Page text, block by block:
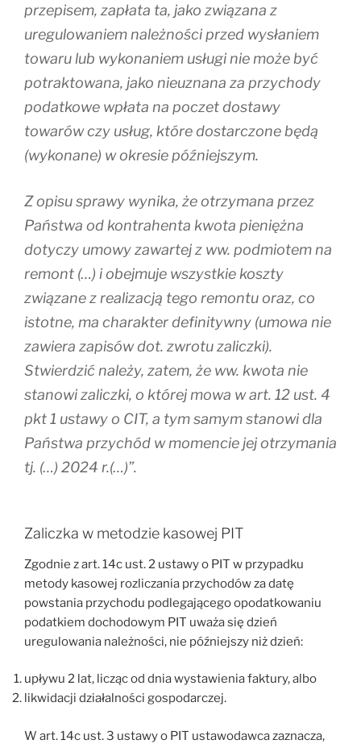
przepisem, zapłata ta, jako związana z
uregulowaniem należności przed wysłaniem
towaru lub wykonaniem usługi nie może być
potraktowana, jako nieuznana za przychody
podatkowe wpłata na poczet dostawy
towarów czy usług, które dostarczone będą
(wykonane) w okresie późniejszym.
Z opisu sprawy wynika, że otrzymana przez
Państwa od kontrahenta kwota pieniężna
dotyczy umowy zawartej z ww. podmiotem na
remont (…) i obejmuje wszystkie koszty
związane z realizacją tego remontu oraz, co
istotne, ma charakter definitywny (umowa nie
zawiera zapisów dot. zwrotu zaliczki).
Stwierdzić należy, zatem, że ww. kwota nie
stanowi zaliczki, o której mowa w art. 12 ust. 4
pkt 1 ustawy o CIT, a tym samym stanowi dla
Państwa przychód w momencie jej otrzymania
tj. (…) 2024 r.(…)”.
Zaliczka w metodzie kasowej PIT
Zgodnie z art. 14c ust. 2 ustawy o PIT w przypadku
metody kasowej rozliczania przychodów za datę
powstania przychodu podlegającego opodatkowaniu
podatkiem dochodowym PIT uważa się dzień
uregulowania należności, nie późniejszy niż dzień:
upływu 2 lat, licząc od dnia wystawienia faktury, albo
likwidacji działalności gospodarczej.
W art. 14c ust. 3 ustawy o PIT ustawodawca zaznacza,